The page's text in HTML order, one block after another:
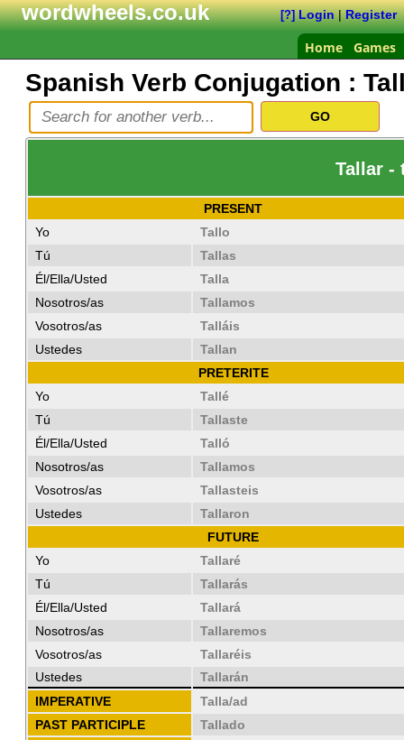
wordwheels.co.uk [?] Login|Register
Home Games
Spanish Verb Conjugation :
Tallar -
PRESENT
Yo
Tallo
Tú
Tallas
Él/Ella/Usted
Talla
Nosotros/as
Tallamos
Vosotros/as
Talláis
Ustedes
Tallan
PRETERITE
Yo
Tallé
Tú
Tallaste
Él/Ella/Usted
Talló
Nosotros/as
Tallamos
Vosotros/as
Tallasteis
Ustedes
Tallaron
FUTURE
Yo
Tallaré
Tú
Tallarás
Él/Ella/Usted
Tallará
Nosotros/as
Tallaremos
Vosotros/as
Tallaréis
Ustedes
Tallarán
IMPERATIVE
Talla/ad
PAST PARTICIPLE
Tallado